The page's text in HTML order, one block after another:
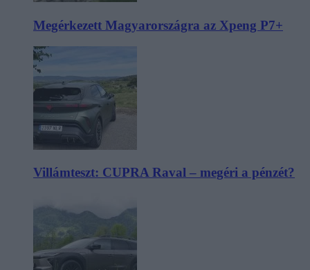
Megérkezett Magyarországra az Xpeng P7+
Villámteszt: CUPRA Raval – megéri a pénzét?